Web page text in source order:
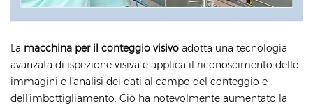
La macchina per il conteggio visivo adotta una tecnologia
avanzata di ispezione visiva e applica il riconoscimento delle
immagini e l'analisi dei dati al campo del conteggio e
dell'imbottigliamento. Ciò ha notevolmente aumentato la